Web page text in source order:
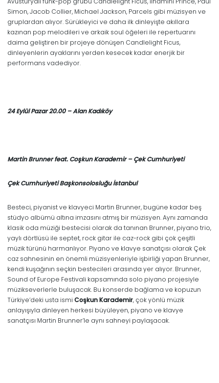
Simon, Jacob Collier, Michael Jackson, Parcels gibi müzisyen ve
gruplardan alıyor. Sürükleyici ve daha ilk dinleyişte akıllara
kazınan pop melodileri ve arkaik soul öğeleri ile repertuarını
daima geliştiren bir projeye dönüşen Candlelight Ficus,
dinleyenlerin ayaklarını yerden kesecek kadar enerjik bir
performans vadediyor.
24 Eylül Pazar 20.00 – Alan Kadıköy
Martin Brunner feat. Coşkun Karademir – Çek Cumhuriyeti
Çek Cumhuriyeti Başkonsolosluğu İstanbul
Besteci, piyanist ve klavyeci Martin Brunner, bugüne kadar beş
stüdyo albümü altına imzasını atmış bir müzisyen. Aynı zamanda
klasik oda müziği bestecisi olarak da tanınan Brunner, piyano trio,
yaylı dörtlüsü ile septet, rock gitar ile caz-rock gibi çok çeşitli
müzik türünü harmanlıyor. Piyano ve klavye sanatçısı olarak Çek
caz sahnesinin en önemli müzisyenleriyle işbirliği yapan Brunner,
kendi kuşağının seçkin bestecileri arasında yer alıyor. Brunner,
Sound of Europe Festivali kapsamında solo piyano projesiyle
müzikseverlerle buluşacak. Bu konserde bağlama ve kopuzun
Türkiye’deki usta ismi Coşkun Karademir, çok yönlü müzik
anlayışıyla dinleyen herkesi büyüleyen, piyano ve klavye
sanatçısı Martin Brunner’le aynı sahneyi paylaşacak.